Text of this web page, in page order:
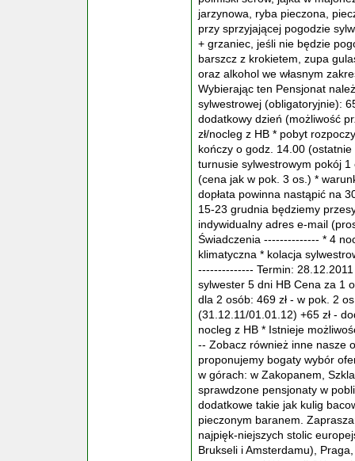
jarzynowa, ryba pieczona,
przy sprzyjającej pogodzie
+ grzaniec, jeśli nie będzie
barszcz z krokietem, zupa
oraz alkohol we własnym
Wybierając ten Pensjonat
sylwestrowej (obligatoryjnie):
dodatkowy dzień (możliwość
zł/nocleg z HB * pobyt
kończy o godz. 14.00
turnusie sylwestrowym pokój
(cena jak w pok. 3 os.) *
dopłata powinna nastąpić na
15-23 grudnia będziemy
indywidualny adres e-mail
Świadczenia -------------- * 4
klimatyczna * kolacja
-------------- Termin:
sylwester 5 dni HB Cena za 1
dla 2 osób: 469 zł - w pok. 2
(31.12.11/01.01.12) +65 zł -
nocleg z HB * Istnieje
-- Zobacz również inne nasze
proponujemy bogaty wybór
w górach: w Zakopanem,
sprawdzone pensjonaty w
dodatkowe takie jak kulig
pieczonym baranem.
najpięk-niejszych stolic
Brukseli i Amsterdamu),